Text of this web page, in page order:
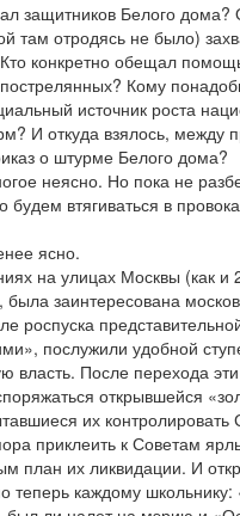
защитников Белого дома?
там отродясь не было)
конкретно обещал
Кому
источник роста
И откуда взялось,
о штурме Белого дома?
неясно. Но пока не
втягиваться в
ясно.
на улицах Москвы (как
заинтересована
роспуска
послужили удобной
власть. После перехода
открывшейся
их
приклеить к Советам
план их ликвидации. И
теперь каждому